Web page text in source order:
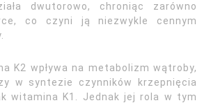
dwutorowo, chroniąc zarówno
co czyni ją niezwykle cennym
K2 wpływa na metabolizm wątroby,
w syntezie czynników krzepnięcia
witamina K1. Jednak jej rola w tym